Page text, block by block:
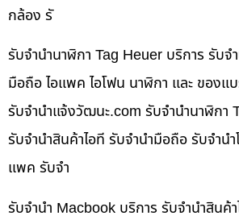
กล้อง รั
รับจำนำนาฬิกา Tag Heuer บริการ รับจ
มือถือ ไอแพค ไอโฟน นาฬิกา และ ของแ
รับจํานําแจ้งวัฒนะ.com รับจำนำนาฬิกา
รับจำนำสินค้าไอที รับจำนำมือถือ รับจำน
แพค รับจำ
รับจำนำ Macbook บริการ รับจำนำสินค้